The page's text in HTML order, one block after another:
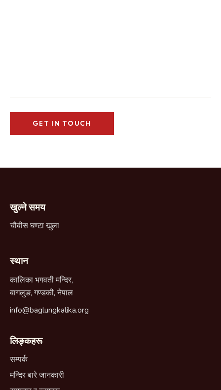
खुल्ने समय
चौबीस घण्टा खुला
स्थान
कालिका भगवती मन्दिर,
बागलुङ, गण्डकी, नेपाल
info@baglungkalika.org
लिङ्कहरू
सम्पर्क
मन्दिर बारे जानकारी